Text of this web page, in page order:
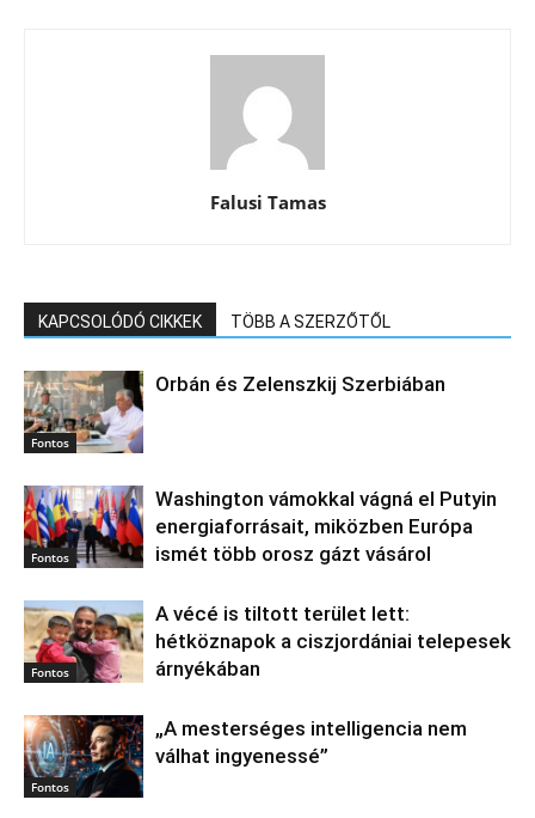
Falusi Tamas
KAPCSOLÓDÓ CIKKEK TÖBB A SZERZŐTŐL
Fontos
Orbán és Zelenszkij Szerbiában
Fontos
Washington vámokkal vágná el Putyin
energiaforrásait, miközben Európa
ismét több orosz gázt vásárol
Fontos
A vécé is tiltott terület lett:
hétköznapok a ciszjordániai telepesek
árnyékában
Fontos
„A mesterséges intelligencia nem
válhat ingyenessé”